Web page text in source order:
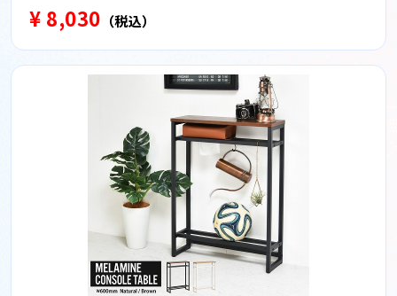
¥ 8,030 （税込）